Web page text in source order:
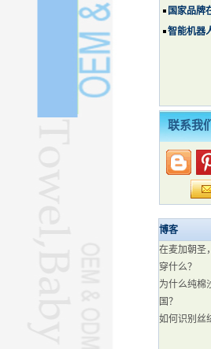
国家品牌
智能机器
联系我
博客
在麦加朝圣
穿什么？
为什么纯棉
国？
如何识别丝